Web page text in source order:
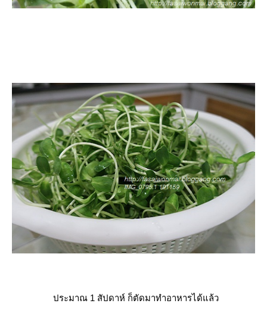
ประมาณ 1 สัปดาห์ ก็ตัดมาทำอาหารได้แล้ว